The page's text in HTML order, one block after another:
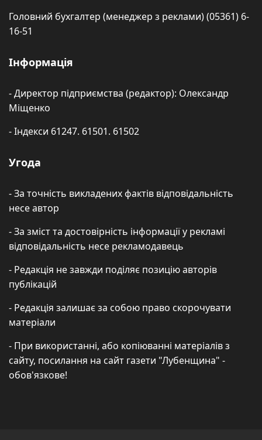
Головний бухгалтер (менеджер з реклами) (05361) 6-
16-51
Інформація
- Директор підприємства (редактор): Олександр
Міщенко
- Індекси 61247. 61501. 61502
Угода
- За точність викладених фактів відповідальність
несе автор
- За зміст та достовірність інформації у рекламі
відповідальність несе рекламодавець
- Редакція не завжди поділяє позицію авторів
публікацій
- Редакція залишає за собою право скорочувати
матеріали
- При використанні, або копіюванні матеріалів з
сайту, посилання на сайт газети "Лубенщина" -
обов'язкове!